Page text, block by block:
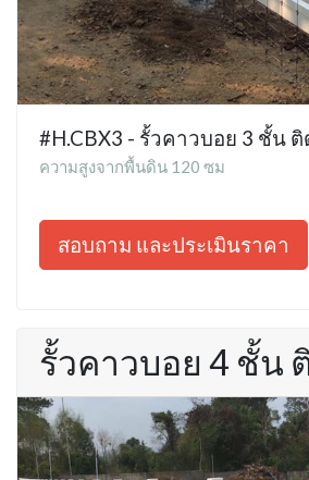
#H.CBX3 - รั้วคาวบอย 3 ชั้น
ความสูงจากพื้นดิน 120 ซม
สอบถาม และประเมินราคา
รั้วคาวบอย 4 ชั้น